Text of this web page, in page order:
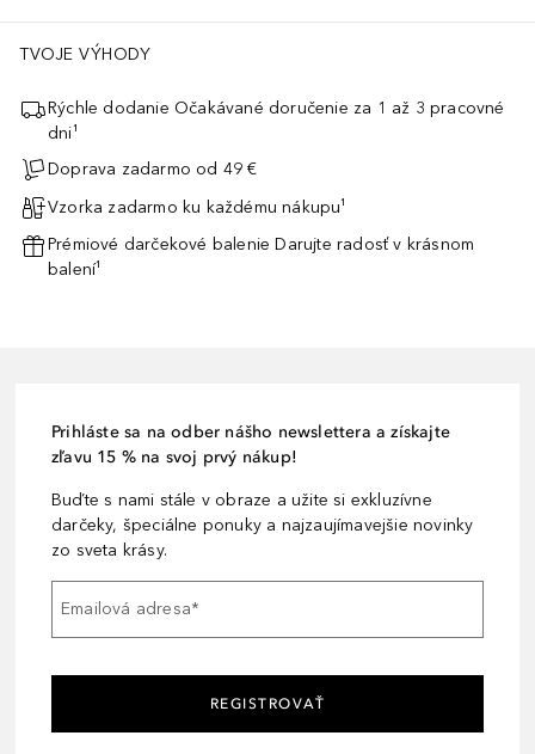
TVOJE VÝHODY
Rýchle dodanie Očakávané doručenie za 1 až 3 pracovné
dni¹
Doprava zadarmo od 49 €
Vzorka zadarmo ku každému nákupu¹
Prémiové darčekové balenie Darujte radosť v krásnom
balení¹
Prihláste sa na odber nášho newslettera a získajte
zľavu 15 % na svoj prvý nákup!
Buďte s nami stále v obraze a užite si exkluzívne
darčeky, špeciálne ponuky a najzaujímavejšie novinky
zo sveta krásy.
Emailová adresa*
REGISTROVAŤ